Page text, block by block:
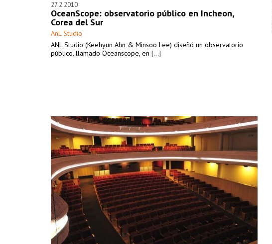
27.2.2010
OceanScope: observatorio público en Incheon,
Corea del Sur
AnL Studio
ANL Studio (Keehyun Ahn & Minsoo Lee) diseñó un observatorio
público, llamado Oceanscope, en [...]